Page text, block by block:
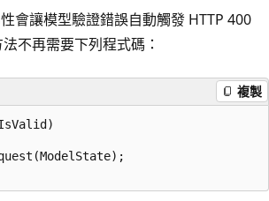
會讓模型驗證錯誤自動觸發 HTTP 400
不再需要下列程式碼：
複製